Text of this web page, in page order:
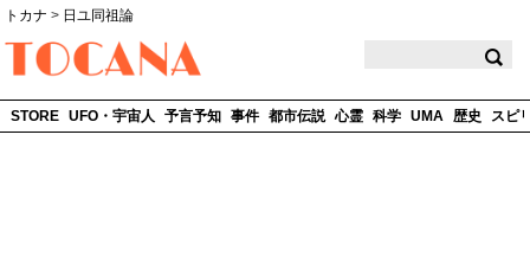
トカナ > 日ユ同祖論
STORE UFO・宇宙人 予言予知 事件 都市伝説 心霊 科学 UMA 歴史 スピ